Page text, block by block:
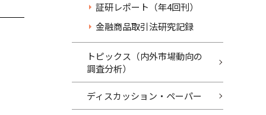
証研レポート（年4回刊）
金融商品取引法研究記録
トピックス（内外市場動向の
調査分析）
ディスカッション・ペーパー